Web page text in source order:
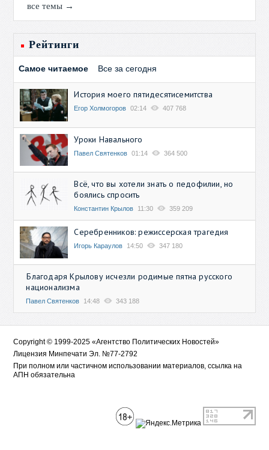
все темы →
Рейтинги
Самое читаемое Все за сегодня
История моего пятидесятисемитства
Егор Холмогоров 02:14 407 768
Уроки Навального
Павел Святенков 01:14 364 500
Всё, что вы хотели знать о педофилии, но
боялись спросить
Константин Крылов 11:30 359 209
Серебренников: режиссерская трагедия
Игорь Караулов 14:50 347 180
Благодаря Крылову исчезли родимые пятна русского
национализма
Павел Святенков 14:48 343 188
Copyright © 1999-2025 «Агентство Политических Новостей»
Лицензия Минпечати Эл. №77-2792
При полном или частичном использовании материалов, ссылка на
АПН обязательна